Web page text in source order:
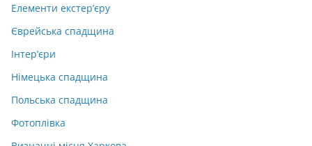
Елементи екстер’єру
Єврейська спадщина
Інтер’єри
Німецька спадщина
Польська спадщина
Фотоплівка